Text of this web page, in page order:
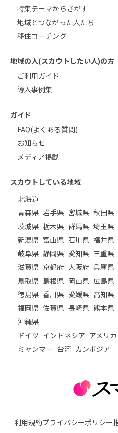
特集テーマからさがす
地域とつながった人たち
移住コーチング
地域の人(スカウトしたい人)の方
ご利用ガイド
導入事例集
ガイド
FAQ(よくある質問)
お知らせ
メディア掲載
スカウトしている地域
北海道
青森県 岩手県 宮城県 秋田県
茨城県 栃木県 群馬県 埼玉県
新潟県 富山県 石川県 福井県
岐阜県 静岡県 愛知県 三重県
滋賀県 京都府 大阪府 兵庫県
鳥取県 島根県 岡山県 広島県
徳島県 香川県 愛媛県 高知県
福岡県 佐賀県 長崎県 熊本県
沖縄県
ドイツ インドネシア アメリカ
ミャンマー 台湾 カンボジア
利用規約プライバシーポリシー